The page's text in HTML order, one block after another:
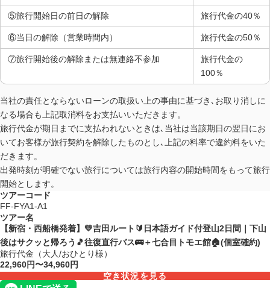
⑤旅行開始日の前日の解除 旅行代金の40％
⑥当日の解除（営業時間内） 旅行代金の50％
⑦旅行開始後の解除または無連絡不参加
旅行代金の
100％
当社の責任とならないローンの取扱い上の事由に基づき､お取り消しに
なる場合も上記取消料をお支払いいただきます。
旅行代金が期日までに支払われないときは､当社は当該期日の翌日にお
いてお客様が旅行契約を解除したものとし､上記の料率で違約料をいた
だきます。
出発時刻が明確でない旅行については旅行内容の開始時間をもって旅行
開始とします。
ツアーコード
FF-FYA1-A1
ツアー名
【新宿・西船橋発着】💛吉田ルート🔰日本語ガイド付登山2日間｜下山
後はサクッと帰ろう🎵往復直行バス🚌＋七合目トモエ館🏠(個室確約)
旅行代金（大人/おひとり様）
22,960円〜34,960円
空き状況を見る